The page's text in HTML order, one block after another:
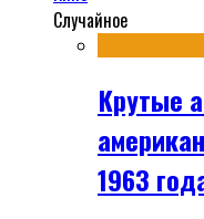
Случайное
Крутые
1963